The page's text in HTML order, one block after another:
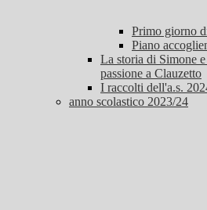
Primo giorno
Piano
La storia di Simone
passione a Clauzetto
I raccolti dell'a.s.
anno scolastico 2023/24